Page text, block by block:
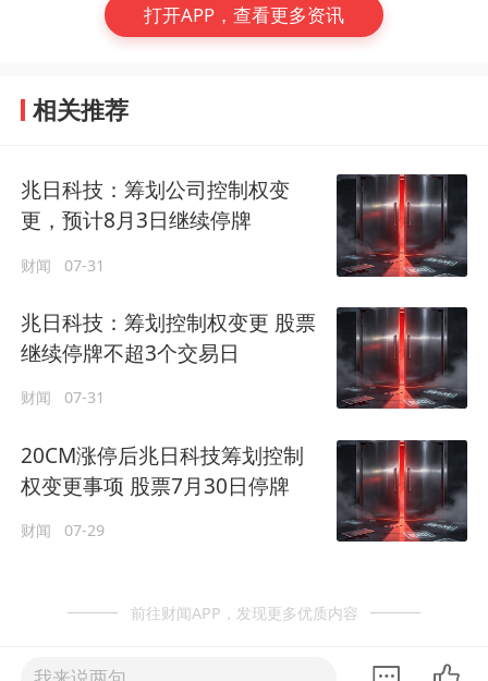
打开APP，查看更多资讯
相关推荐
兆日科技：筹划公司控制权变
更，预计8月3日继续停牌
财闻 07-31
兆日科技：筹划控制权变更 股票
继续停牌不超3个交易日
财闻 07-31
20CM涨停后兆日科技筹划控制
权变更事项 股票7月30日停牌
财闻 07-29
前往财闻APP，发现更多优质内容